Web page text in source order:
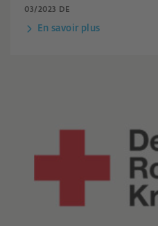
03/2023 DE
En savoir plus